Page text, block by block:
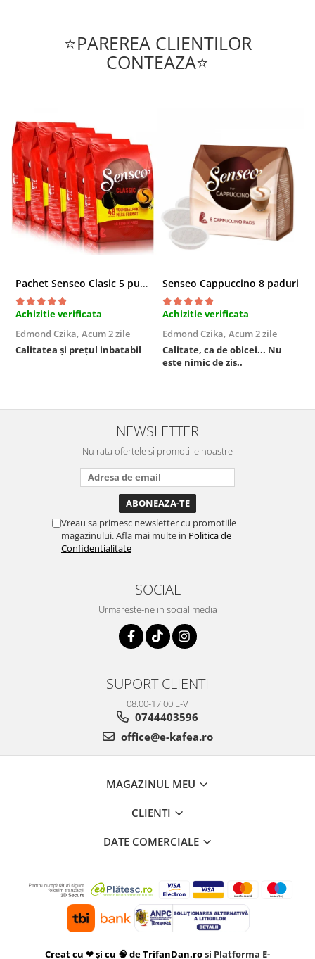
⭐PAREREA CLIENTILOR
CONTEAZA⭐
Pachet Senseo Clasic 5 pungi x 48 paduri
Achizitie verificata
Edmond Czika, Acum 2 zile
Calitatea și prețul inbatabil
Senseo Cappuccino 8 paduri
Achizitie verificata
Edmond Czika, Acum 2 zile
Calitate, ca de obicei... Nu
este nimic de zis..
NEWSLETTER
Nu rata ofertele si promotiile noastre
Vreau sa primesc newsletter cu promotiile
magazinului. Afla mai multe in Politica de
Confidentialitate
SOCIAL
Urmareste-ne in social media
SUPORT CLIENTI
08.00-17.00 L-V
0744403596
office@e-kafea.ro
MAGAZINUL MEU
CLIENTI
DATE COMERCIALE
Creat cu ❤ și cu 🧠 de TrifanDan.rosi Platforma E-